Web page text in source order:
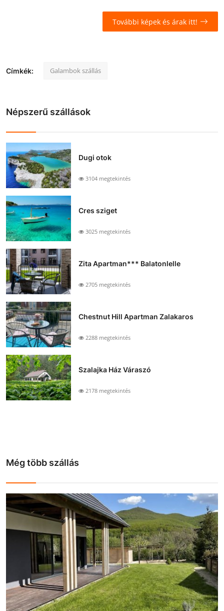
További képek és árak itt!
Címkék: Galambok szállás
Népszerű szállások
Dugi otok
3104 megtekintés
Cres sziget
3025 megtekintés
Zita Apartman*** Balatonlelle
2705 megtekintés
Chestnut Hill Apartman Zalakaros
2288 megtekintés
Szalajka Ház Váraszó
2178 megtekintés
Még több szállás